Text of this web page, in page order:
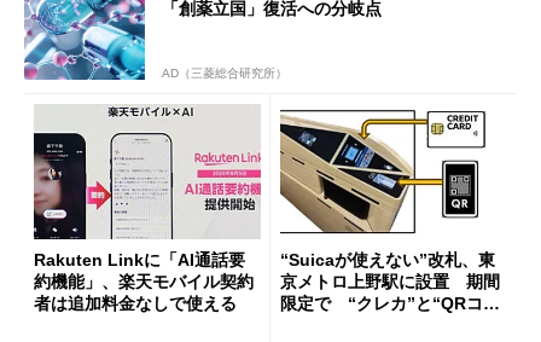
「創薬立国」復活への分岐点
AD（三菱総合研究所）
Rakuten Linkに「AI通話要
約機能」、楽天モバイル契約
者は追加料金なしで使える
“Suicaが使えない”改札、東
京メトロ上野駅に設置 期間
限定で “クレカ”と“QRコー